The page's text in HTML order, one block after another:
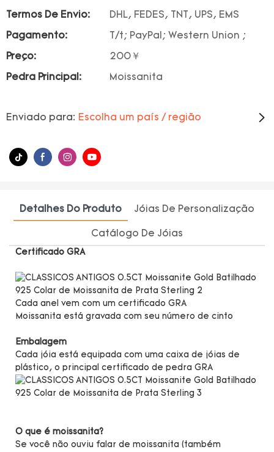
Termos De Envio: DHL, FEDES, TNT, UPS, EMS
Pagamento: T/t; PayPal; Western Union ;
Preço: 200￥
Pedra Principal: Moissanita
Enviado para: Escolha um país / região
Detalhes Do Produto Jóias De Personalização
Catálogo De Jóias
Certificado GRA
Cada anel vem com um certificado GRA
Moissanita está gravada com seu número de cinto
Embalagem
Cada jóia está equipada com uma caixa de jóias de
plástico, o principal certificado de pedra GRA
O que é moissanita?
Se você não ouviu falar de moissanita (também